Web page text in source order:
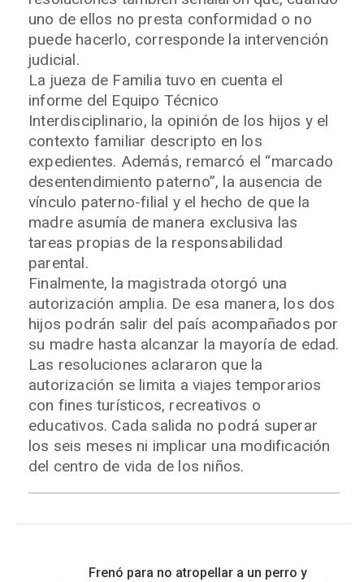
uno de ellos no presta conformidad o no
puede hacerlo, corresponde la intervención
judicial.
La jueza de Familia tuvo en cuenta el
informe del Equipo Técnico
Interdisciplinario, la opinión de los hijos y el
contexto familiar descripto en los
expedientes. Además, remarcó el “marcado
desentendimiento paterno”, la ausencia de
vínculo paterno-filial y el hecho de que la
madre asumía de manera exclusiva las
tareas propias de la responsabilidad
parental.
Finalmente, la magistrada otorgó una
autorización amplia. De esa manera, los dos
hijos podrán salir del país acompañados por
su madre hasta alcanzar la mayoría de edad.
Las resoluciones aclararon que la
autorización se limita a viajes temporarios
con fines turísticos, recreativos o
educativos. Cada salida no podrá superar
los seis meses ni implicar una modificación
del centro de vida de los niños.
Frenó para no atropellar a un perro y